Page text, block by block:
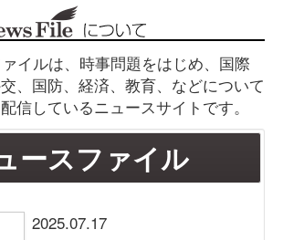
ープ
イルは、時事問題をはじめ、国際
、国防、経済、教育、などについて
信しているニュースサイトです。
ースファイル
2025.07.17